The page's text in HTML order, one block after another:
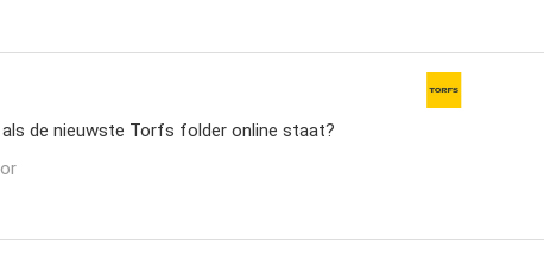
de nieuwste Torfs folder online staat?